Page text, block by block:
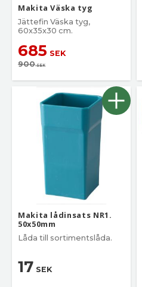
Makita Väska tyg
Jättefin Väska tyg,
60x35x30 cm.
685 SEK
900SEK
Makita lådinsats NR1.
50x50mm
Låda till sortimentslåda.
17 SEK